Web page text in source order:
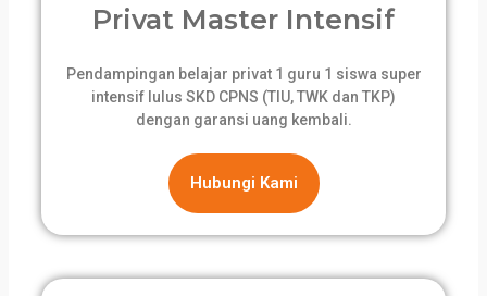
Privat Master Intensif
Pendampingan belajar privat 1 guru 1 siswa super
intensif lulus SKD CPNS (TIU, TWK dan TKP)
dengan garansi uang kembali.
Hubungi Kami